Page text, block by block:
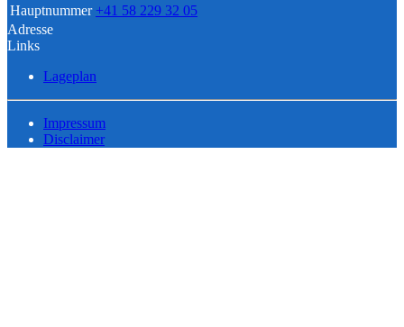
Hauptnummer +41 58 229 32 05
Adresse
Links
Lageplan
Impressum
Disclaimer